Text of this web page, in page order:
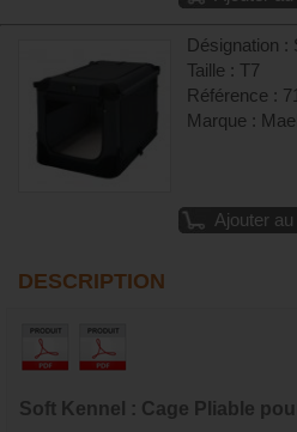
Désignation :
Taille : T7
Référence :
Marque :
Ajouter
DESCRIPTION
Soft Kennel : Cage Pliable